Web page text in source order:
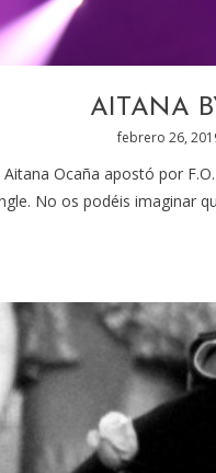
AITANA
Posted
febrero 26,
Ocaña apostó por
No os podéis imaginar